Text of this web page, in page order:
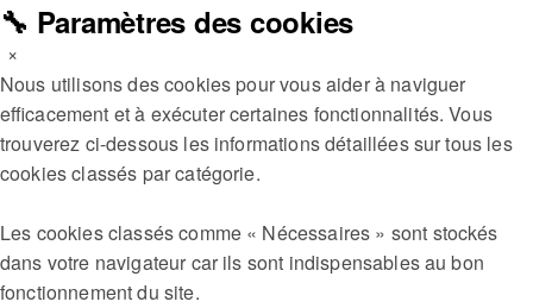
🔧 Paramètres des cookies
×
Nous utilisons des cookies pour vous aider à naviguer
efficacement et à exécuter certaines fonctionnalités. Vous
trouverez ci-dessous les informations détaillées sur tous les
cookies classés par catégorie.
Les cookies classés comme « Nécessaires » sont stockés
dans votre navigateur car ils sont indispensables au bon
fonctionnement du site.